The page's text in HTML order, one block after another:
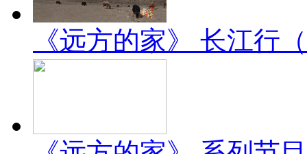
《远方的家》 长江行